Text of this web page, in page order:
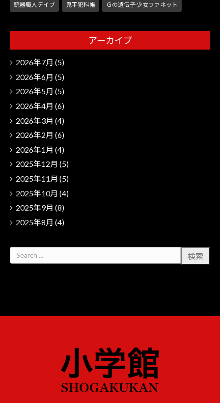
銃器職人デイブ 鬼平犯科帳 Ｇの遺伝子 少女ファネット
アーカイブ
2026年7月 (5)
2026年6月 (5)
2026年5月 (5)
2026年4月 (6)
2026年3月 (4)
2026年2月 (6)
2026年1月 (4)
2025年12月 (5)
2025年11月 (5)
2025年10月 (4)
2025年9月 (8)
2025年8月 (4)